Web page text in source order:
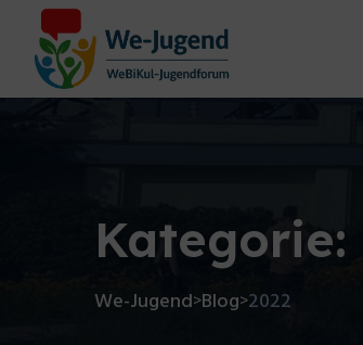
Kategorie:
We-Jugend>Blog>2022